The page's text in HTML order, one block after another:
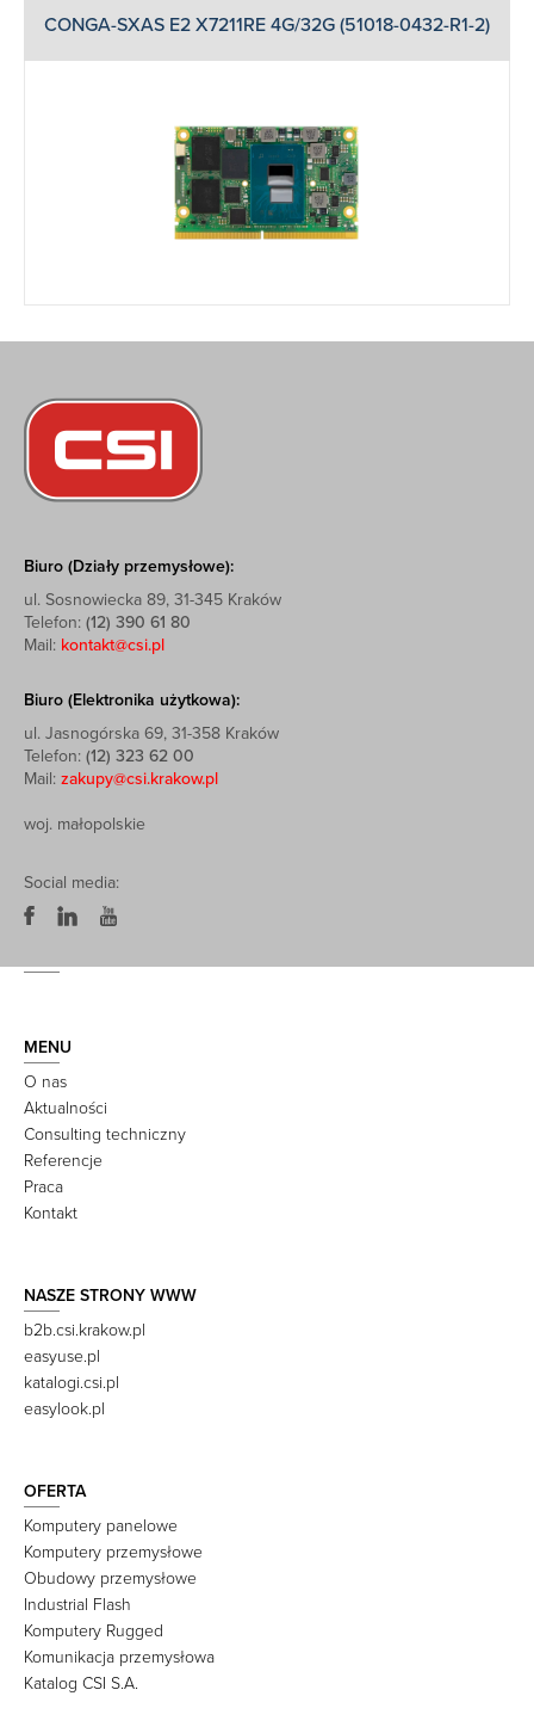
CONGA-SXAS E2 X7211RE 4G/32G (51018-0432-R1-2)
Biuro (Działy przemysłowe):
ul. Sosnowiecka 89, 31-345 Kraków
Telefon: (12) 390 61 80
Mail: kontakt@csi.pl
Biuro (Elektronika użytkowa):
ul. Jasnogórska 69, 31-358 Kraków
Telefon: (12) 323 62 00
Mail: zakupy@csi.krakow.pl
woj. małopolskie
Social media:
MENU
O nas
Aktualności
Consulting techniczny
Referencje
Praca
Kontakt
NASZE STRONY WWW
b2b.csi.krakow.pl
easyuse.pl
katalogi.csi.pl
easylook.pl
OFERTA
Komputery panelowe
Komputery przemysłowe
Obudowy przemysłowe
Industrial Flash
Komputery Rugged
Komunikacja przemysłowa
Katalog CSI S.A.